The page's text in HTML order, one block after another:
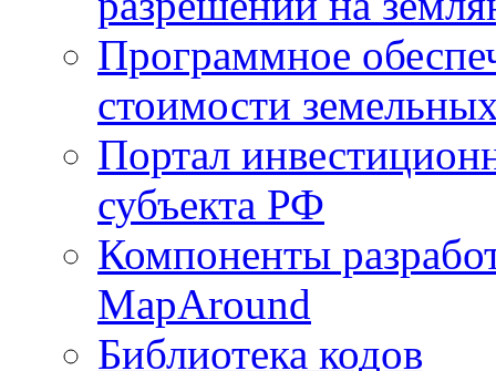
Программное
стоимости
Портал
субъекта РФ
Компоненты
MapAround
Библиотека кодов